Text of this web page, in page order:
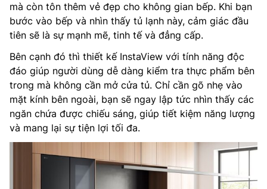
mà còn tôn thêm vẻ đẹp cho không gian bếp. Khi bạn
bước vào bếp và nhìn thấy tủ lạnh này, cảm giác đầu
tiên sẽ là sự mạnh mẽ, tinh tế và đẳng cấp.
Bên cạnh đó thì thiết kế InstaView với tính năng độc
đáo giúp người dùng dễ dàng kiểm tra thực phẩm bên
trong mà không cần mở cửa tủ. Chỉ cần gõ nhẹ vào
mặt kính bên ngoài, bạn sẽ ngay lập tức nhìn thấy các
ngăn chứa được chiếu sáng, giúp tiết kiệm năng lượng
và mang lại sự tiện lợi tối đa.